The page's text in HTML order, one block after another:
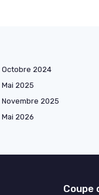
Octobre 2024
Mai 2025
Novembre 2025
Mai 2026
Coupe